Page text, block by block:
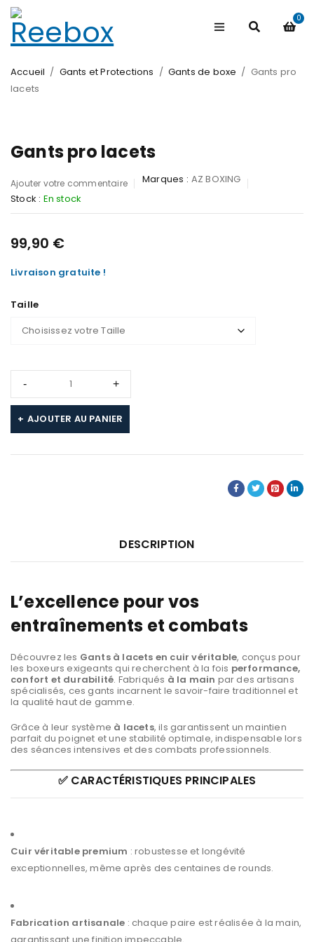
0
Accueil / Gants et Protections / Gants de boxe / Gants pro
lacets
Gants pro lacets
Ajouter votre commentaire Marques : AZ BOXING
Stock : En stock
99,90 €
Livraison gratuite !
Taille
AJOUTER AU PANIER
DESCRIPTION
L’excellence pour vos
entraînements et combats
Découvrez les Gants à lacets en cuir véritable, conçus pour
les boxeurs exigeants qui recherchent à la fois performance,
confort et durabilité. Fabriqués à la main par des artisans
spécialisés, ces gants incarnent le savoir-faire traditionnel et
la qualité haut de gamme.
Grâce à leur système à lacets, ils garantissent un maintien
parfait du poignet et une stabilité optimale, indispensable lors
des séances intensives et des combats professionnels.
✅ CARACTÉRISTIQUES PRINCIPALES
Cuir véritable premium : robustesse et longévité
exceptionnelles, même après des centaines de rounds.
Fabrication artisanale : chaque paire est réalisée à la main,